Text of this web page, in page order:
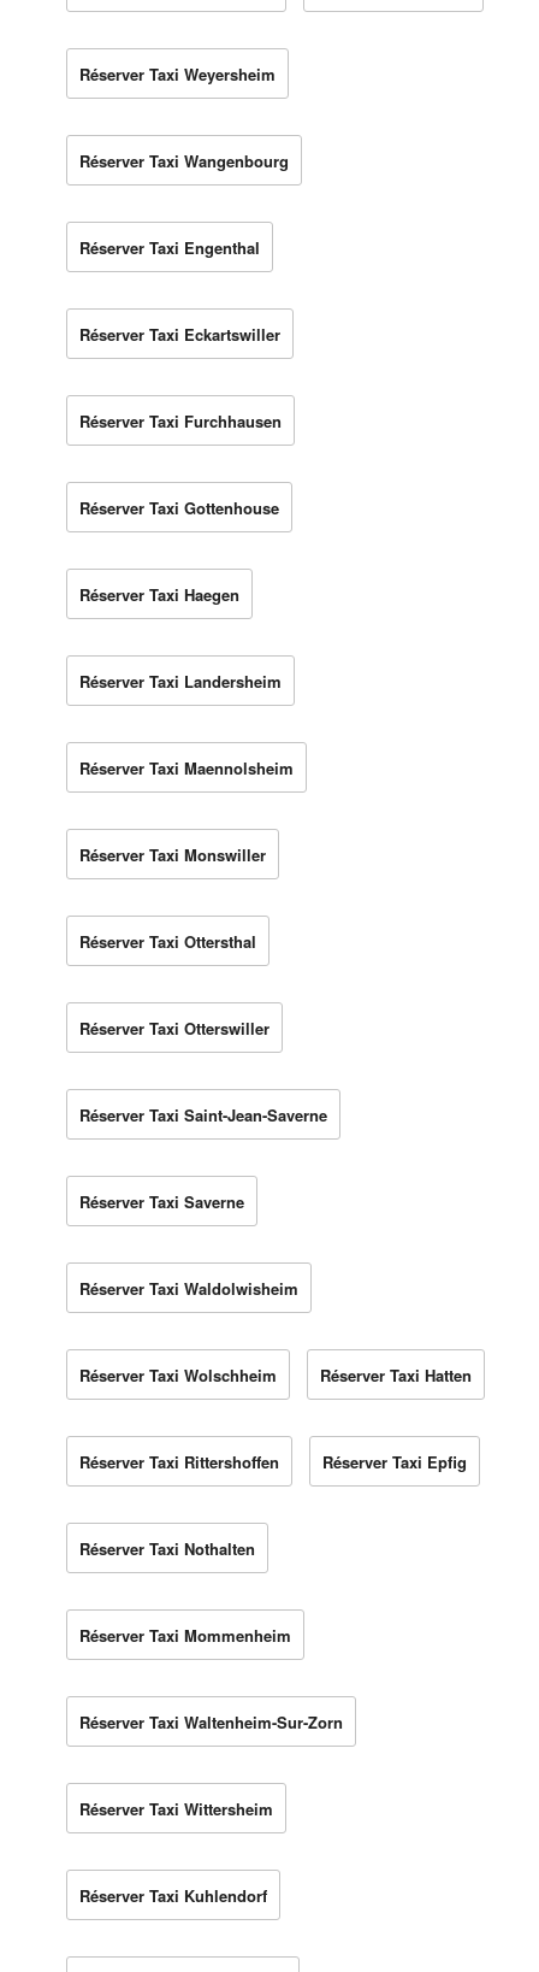
Réserver Taxi Weyersheim
Réserver Taxi Wangenbourg
Réserver Taxi Engenthal
Réserver Taxi Eckartswiller
Réserver Taxi Furchhausen
Réserver Taxi Gottenhouse
Réserver Taxi Haegen
Réserver Taxi Landersheim
Réserver Taxi Maennolsheim
Réserver Taxi Monswiller
Réserver Taxi Ottersthal
Réserver Taxi Otterswiller
Réserver Taxi Saint-Jean-Saverne
Réserver Taxi Saverne
Réserver Taxi Waldolwisheim
Réserver Taxi Wolschheim Réserver Taxi Hatten
Réserver Taxi Rittershoffen Réserver Taxi Epfig
Réserver Taxi Nothalten
Réserver Taxi Mommenheim
Réserver Taxi Waltenheim-Sur-Zorn
Réserver Taxi Wittersheim
Réserver Taxi Kuhlendorf